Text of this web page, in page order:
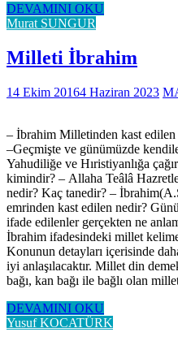
DEVAMINI OKU
Murat SUNGUR
Milleti İbrahim
14 Ekim 20164 Haziran 2023
– İbrahim Milletinden kast
–Geçmişte ve günümüzde
Yahudiliğe ve Hıristiyanlığa
kimindir? – Allaha Teâlâ
nedir? Kaç tanedir? –
emrinden kast edilen nedir?
ifade edilenler gerçekten ne
İbrahim ifadesindeki millet
Konunun detayları içerisinde
iyi anlaşılacaktır. Millet din
bağı, kan bağı ile bağlı olan
DEVAMINI OKU
Yusuf KOCATÜRK